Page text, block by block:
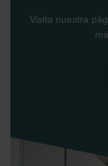
Visita nuestra